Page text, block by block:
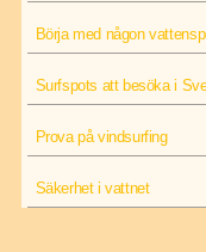
Börja med någon
Surfspots att besöka i
Prova på vindsurfing
Säkerhet i vattnet